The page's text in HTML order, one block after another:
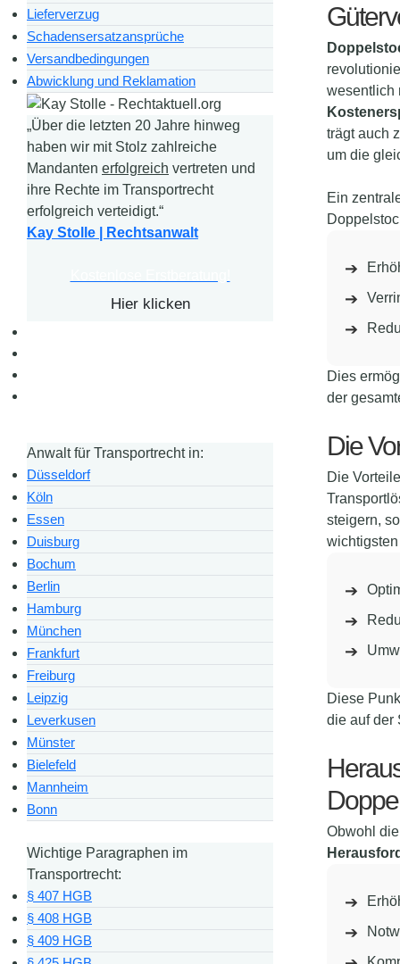
Lieferverzug
Schadensersatzansprüche
Versandbedingungen
Abwicklung und Reklamation
„Über die letzten 20 Jahre hinweg
haben wir mit Stolz zahlreiche
Mandanten erfolgreich vertreten und
ihre Rechte im Transportrecht
erfolgreich verteidigt.“
Kay Stolle | Rechtsanwalt
Hier klicken
Anwalt für Transportrecht in:
Düsseldorf
Köln
Essen
Duisburg
Bochum
Berlin
Hamburg
München
Frankfurt
Freiburg
Leipzig
Leverkusen
Münster
Bielefeld
Mannheim
Bonn
Wichtige Paragraphen im
Transportrecht:
§ 407 HGB
§ 408 HGB
§ 409 HGB
wesentlich
trägt auch
um die
Ein
Dies
der
Die
Die
steigern,
Diese
die auf der
Obwohl